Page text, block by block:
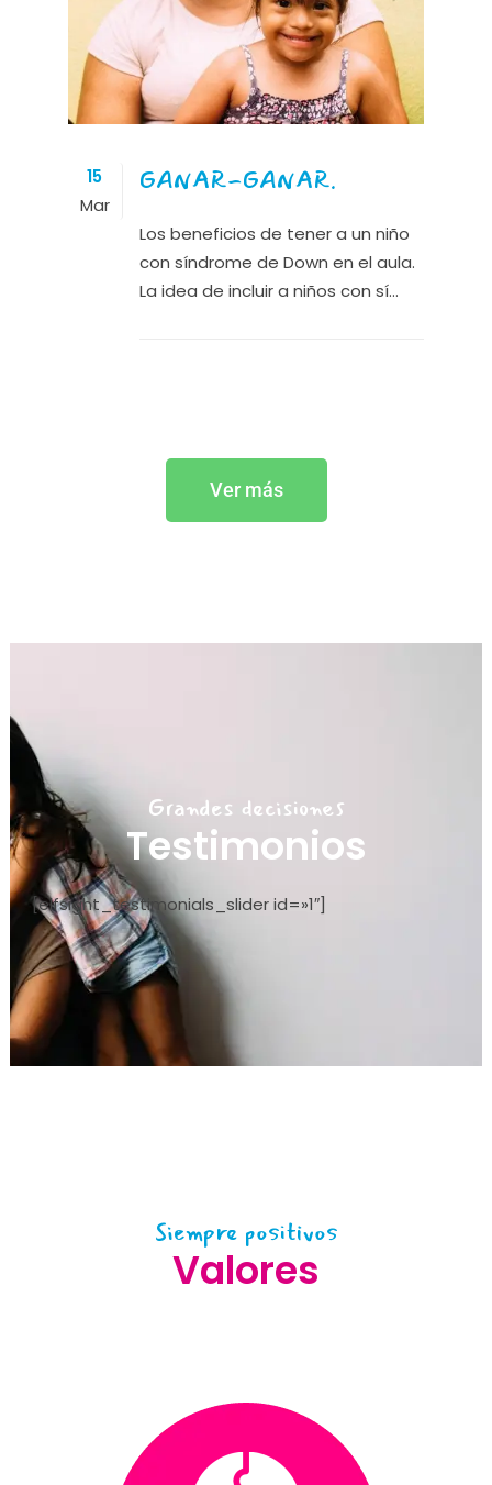
15
Mar
GANAR-GANAR.
Los beneficios de tener a un niño
con síndrome de Down en el aula.
La idea de incluir a niños con sí...
Ver más
Grandes decisiones
Testimonios
[elfsight_testimonials_slider id=»1″]
Siempre positivos
Valores